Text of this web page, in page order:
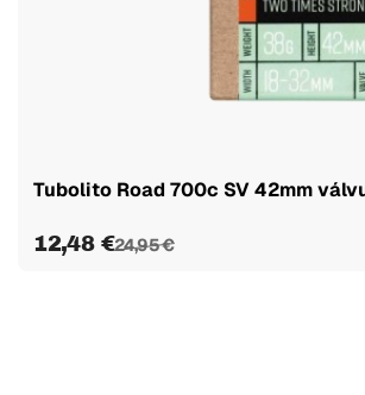
Tubolito Road 700c SV 42mm
12,48 €24,95 €